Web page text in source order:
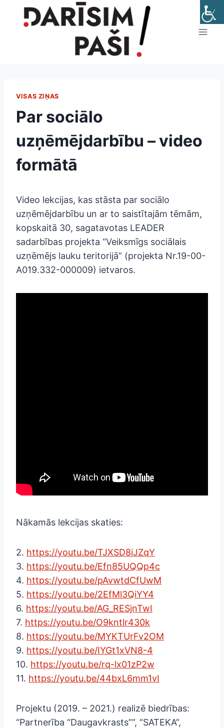
VISAS ZIŅAS
Par sociālo
uzņēmējdarbību – video
formātā
Video lekcijas, kas stāsta par sociālo
uzņēmējdarbību un ar to saistītajām tēmām,
kopskaitā 30, sagatavotas LEADER
sadarbības projekta “Veiksmīgs sociālais
uzņēmējs lauku teritorijā” (projekta Nr.19-00-
A019.332-000009) ietvaros.
Nākamās lekcijas skaties:
2. https://youtu.be/TJXSD8iJZqY
3. https://youtu.be/Efn85UQQp4c
4. https://youtu.be/pAvwtdCfUwM
5. https://youtu.be/2EfMl3QiYY4
6. https://youtu.be/AG_RESjnTwI
7. https://youtu.be/O9kntlr430k
8. https://youtu.be/MYKTUrFv2OM
9. https://youtu.be/IYGt1xVN8-4
10. https://youtu.be/rq-lx01zP2w
11. https://youtu.be/44bxL6mm1vI
Projektu (2019. – 2021.) realizē biedrības:
“Partnerība “Daugavkrasts””, “SATEKA”,